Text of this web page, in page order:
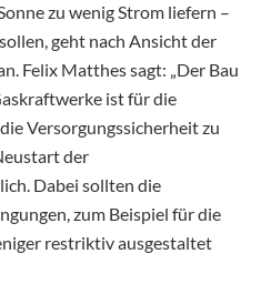
zu wenig Strom liefern –
geht nach Ansicht der
Felix Matthes sagt: „Der Bau
ist für die
Versorgungssicherheit zu
der
Dabei sollten die
zum Beispiel für die
restriktiv ausgestaltet